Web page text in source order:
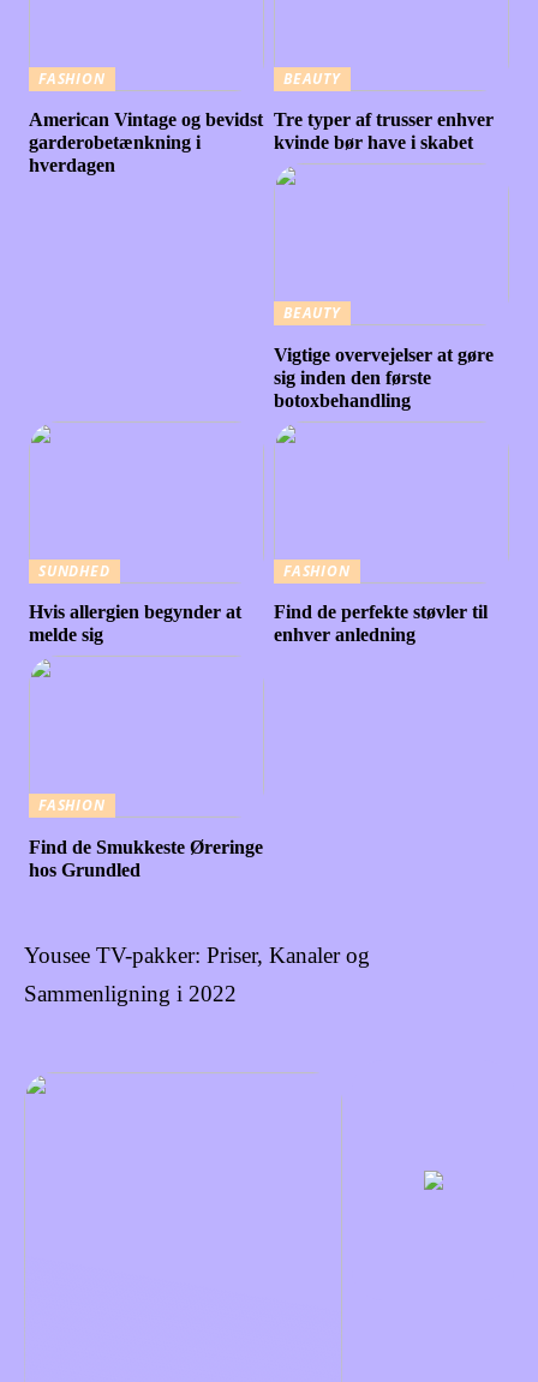
FASHION
American Vintage og bevidst
garderobetænkning i
hverdagen
BEAUTY
Tre typer af trusser enhver
kvinde bør have i skabet
BEAUTY
Vigtige overvejelser at gøre
sig inden den første
botoxbehandling
SUNDHED
Hvis allergien begynder at
melde sig
FASHION
Find de perfekte støvler til
enhver anledning
FASHION
Find de Smukkeste Øreringe
hos Grundled
Yousee TV-pakker: Priser, Kanaler og
Sammenligning i 2022